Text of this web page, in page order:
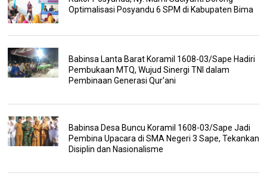
Optimalisasi Posyandu 6 SPM di Kabupaten Bima
Babinsa Lanta Barat Koramil 1608-03/Sape Hadiri
Pembukaan MTQ, Wujud Sinergi TNI dalam
Pembinaan Generasi Qur'ani
Babinsa Desa Buncu Koramil 1608-03/Sape Jadi
Pembina Upacara di SMA Negeri 3 Sape, Tekankan
Disiplin dan Nasionalisme